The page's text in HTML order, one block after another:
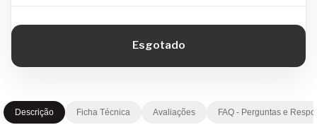
Descrição Ficha Técnica Avaliações FAQ - Perguntas e